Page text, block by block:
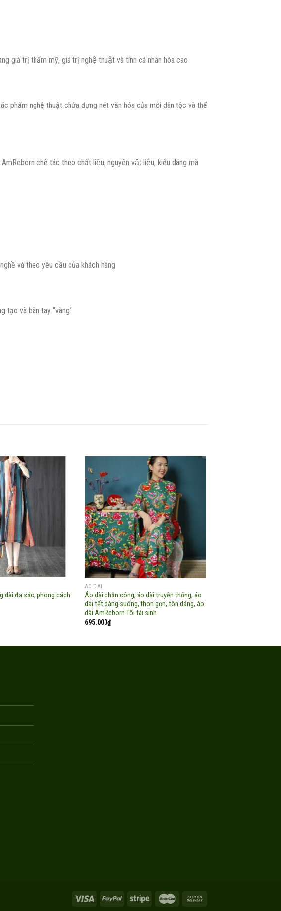
giá trị thẩm mỹ, giá trị nghệ thuật và tính cá nhân hóa cao
phẩm nghệ thuật chứa đựng nét văn hóa của mỗi dân tộc và thể
chế tác theo chất liệu, nguyên vật liệu, kiểu dáng mà
và theo yêu cầu của khách hàng
tạo và bàn tay “vàng”
dài đa sắc, phong cách
Add to
ÁO DÀI
Áo dài chăn công, áo dài truyền thống, áo
dài tết dáng suông, thon gọn, tôn dáng, áo
dài AmReborn Tôi tái sinh
695.000₫